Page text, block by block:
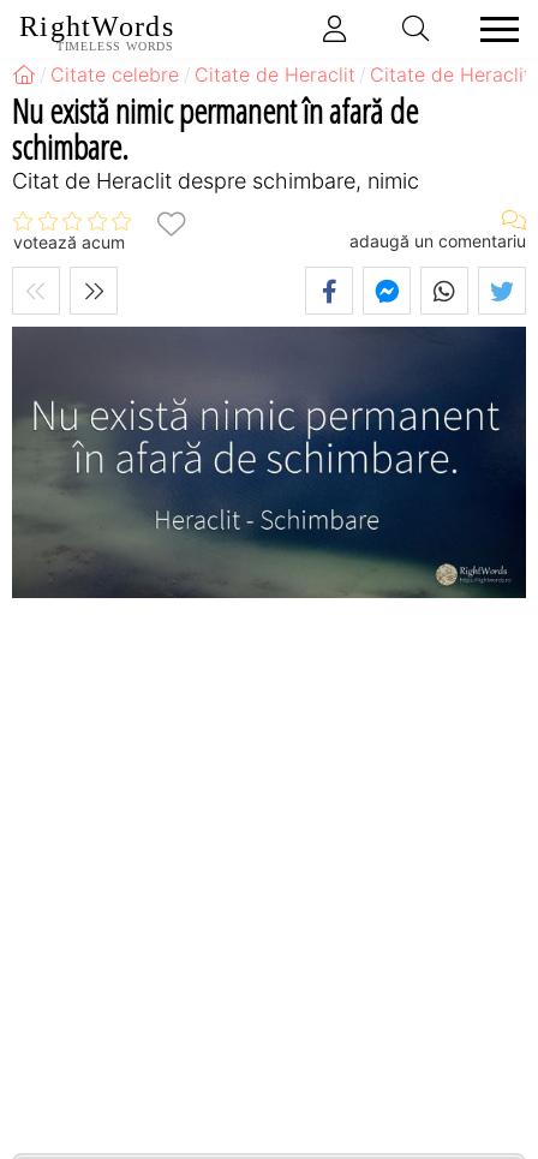
RightWords
TIMELESS WORDS
Citate celebre Citate de Heraclit Citate de Heraclit
Nu există nimic permanent în afară de
schimbare.
Citat de Heraclit despre schimbare, nimic
votează acum adaugă un comentariu